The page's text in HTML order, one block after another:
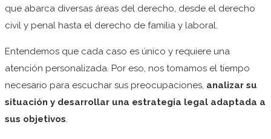
que abarca diversas áreas del derecho, desde el derecho
civil y penal hasta el derecho de familia y laboral.
Entendemos que cada caso es único y requiere una
atención personalizada. Por eso, nos tomamos el tiempo
necesario para escuchar sus preocupaciones, analizar su
situación y desarrollar una estrategia legal adaptada a
sus objetivos.